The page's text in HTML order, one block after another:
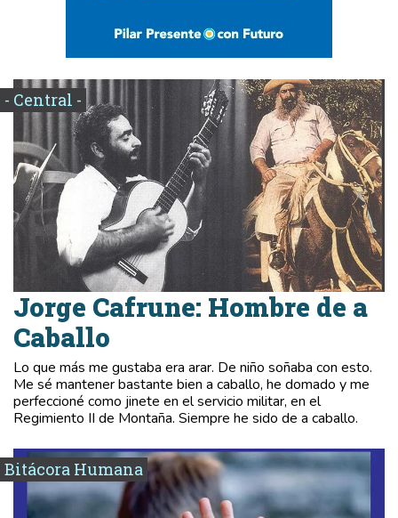
- Central -
Jorge Cafrune: Hombre de a
Caballo
Lo que más me gustaba era arar. De niño soñaba con esto.
Me sé mantener bastante bien a caballo, he domado y me
perfeccioné como jinete en el servicio militar, en el
Regimiento II de Montaña. Siempre he sido de a caballo.
Bitácora Humana